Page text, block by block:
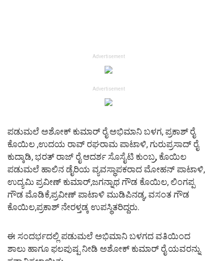
Advertisement
Advertisement
ಪಡುಮಲೆ ಅಶೋಕ್ ಕುಮಾರ್ ರೈ ಅಭಿಮಾನಿ ಬಳಗ, ಪ್ರಕಾಶ್ ರೈ
ಕೊಯಿಲ ,ಉದಯ ರಾವ್ ರಘರಾಮ ಪಾಟಾಳಿ, ಗುರುಪ್ರಸಾದ್ ರೈ
ಕುದ್ಕಾಡಿ, ಭರತ್ ರಾಜ್ ರೈ ಆದರ್ಶ ಸೊಸೈಟಿ ಕುಂಬ್ರ, ಕೊಯಿಲ
ಪಡುಮಲೆ ಹಾಲಿನ ಡೈರಿಯ ವ್ಯವಸ್ಥಾಪಕರಾದ ಮೋಹನ್ ಪಾಟಾಳಿ,
ಉದ್ಯಮಿ ಪ್ರವೀಣ್ ಕುಮಾರ್,ಜಗನ್ನಾಥ ಗೌಡ ಕೊಯಿಲ, ಲಿಂಗಪ್ಪ
ಗೌಡ ಮೊಡಿಕೆ,ಪ್ರವೀಣ್ ಪಾಟಾಳಿ ಮುಡಿಪಿನಡ್ಕ, ವಸಂತ ಗೌಡ
ಕೊಯಿಲ,ಪ್ರಕಾಶ್ ನೇರಳ್ತಡ್ಕ ಉಪಸ್ಥಿತರಿದ್ದರು.
ಈ ಸಂದರ್ಭದಲ್ಲಿ ಪಡುಮಲೆ ಅಭಿಮಾನಿ ಬಳಗದ ವತಿಯಿಂದ
ಶಾಲು ಹಾಗೂ ಫಲಪುಷ್ಪ ನೀಡಿ ಅಶೋಕ್ ಕುಮಾರ್ ರೈ ಯವರನ್ನು